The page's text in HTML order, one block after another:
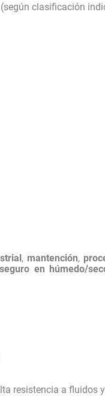
clasificación
, mantención,
en húmedo/
resistencia a fluidos